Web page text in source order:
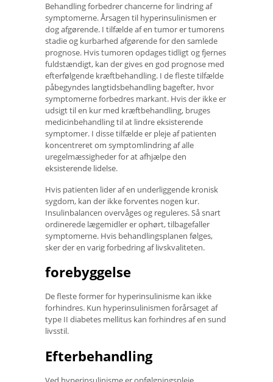
Behandling forbedrer chancerne for lindring af
symptomerne. Årsagen til hyperinsulinismen er
dog afgørende. I tilfælde af en tumor er tumorens
stadie og kurbarhed afgørende for den samlede
prognose. Hvis tumoren opdages tidligt og fjernes
fuldstændigt, kan der gives en god prognose med
efterfølgende kræftbehandling. I de fleste tilfælde
påbegyndes langtidsbehandling bagefter, hvor
symptomerne forbedres markant. Hvis der ikke er
udsigt til en kur med kræftbehandling, bruges
medicinbehandling til at lindre eksisterende
symptomer. I disse tilfælde er pleje af patienten
koncentreret om symptomlindring af alle
uregelmæssigheder for at afhjælpe den
eksisterende lidelse.
Hvis patienten lider af en underliggende kronisk
sygdom, kan der ikke forventes nogen kur.
Insulinbalancen overvåges og reguleres. Så snart
ordinerede lægemidler er ophørt, tilbagefaller
symptomerne. Hvis behandlingsplanen følges,
sker der en varig forbedring af livskvaliteten.
forebyggelse
De fleste former for hyperinsulinisme kan ikke
forhindres. Kun hyperinsulinismen forårsaget af
type II diabetes mellitus kan forhindres af en sund
livsstil.
Efterbehandling